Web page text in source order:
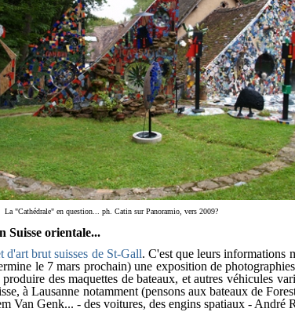
La "Cathédrale" en question... ph. Catin sur Panoramio, vers 2009?
Suisse orientale...
d'art brut suisses de St-Gall. C'est que leurs informations
le 7 mars prochain) une exposition de
des maquettes de bateaux, et autres véhicules
à Lausanne notamment (pensons aux bateaux de
Van Genk... - des voitures, des engins spatiaux - André